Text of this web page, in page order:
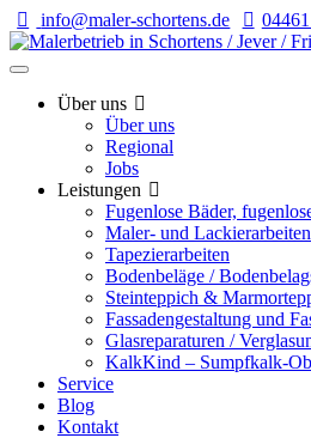
info@maler-schortens.de
Über uns
Über uns
Regional
Jobs
Leistungen
Fugenlose Bäder,
Maler- und Lackierarbeiten
Tapezierarbeiten
Bodenbeläge /
Steinteppich &
Fassadengestaltung und
Glasreparaturen /
KalkKind – Sumpfkalk-
Service
Blog
Kontakt